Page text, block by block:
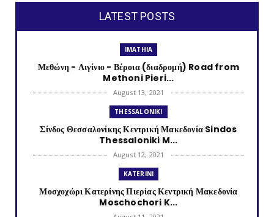
LATEST POSTS
IMATHIA
Μεθώνη - Αιγίνιο - Βέροια (διαδρομή) Road from
Methoni Pieri...
August 13, 2021
THESSALONIKI
Σίνδος Θεσσαλονίκης Κεντρική Μακεδονία Sindos
Thessaloniki M...
August 12, 2021
KATERINI
Μοσχοχώρι Κατερίνης Πιερίας Κεντρική Μακεδονία
Moschochori K...